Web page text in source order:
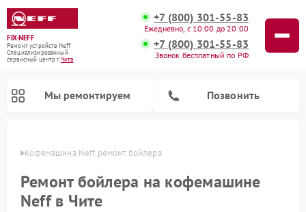
FIX-NEFF
Ремонт устройств Neff
Специализированный
cервисный центр г.Чита
+7 (800) 301-55-83
Ежедневно, с 10:00 до 20:00
+7 (800) 301-55-83
Звонок бесплатный по РФ
Мы ремонтируем Позвонить
Кофемашина Neff ремонт бойлера
Ремонт бойлера на кофемашине
Neff в Чите